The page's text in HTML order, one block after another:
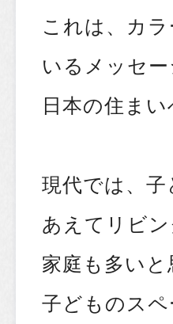
これは、カ
いるメッセー
日本の住まい
現代では、
あえてリビ
家庭も多いと
子どものス